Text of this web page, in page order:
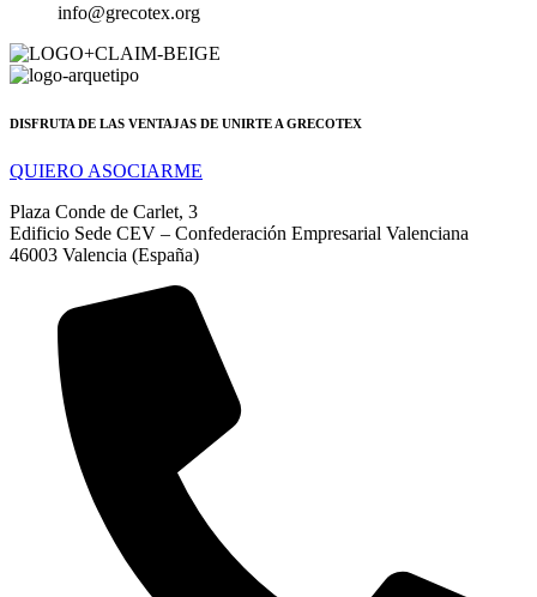
info@grecotex.org
DISFRUTA DE LAS VENTAJAS DE UNIRTE A GRECOTEX
QUIERO ASOCIARME
Plaza Conde de Carlet, 3
Edificio Sede CEV – Confederación Empresarial Valenciana
46003 Valencia (España)